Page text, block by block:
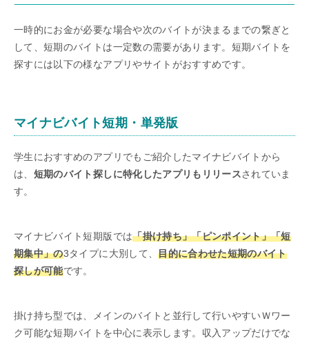
一時的にお金が必要な場合や次のバイトが決まるまでの繋ぎと
して、短期のバイトは一定数の需要があります。短期バイトを
探すには以下の様なアプリやサイトがおすすめです。
マイナビバイト短期・単発版
学生におすすめのアプリでもご紹介したマイナビバイトから
は、 短期のバイト探しに特化したアプリもリリースされていま
す。
マイナビバイト短期版では「掛け持ち」「ピンポイント」「短
期集中」の3タイプに大別して、目的に合わせた短期のバイト
探しが可能です。
掛け持ち型では、メインのバイトと並行して行いやすいＷワー
ク可能な短期バイトを中心に表示します。収入アップだけでな